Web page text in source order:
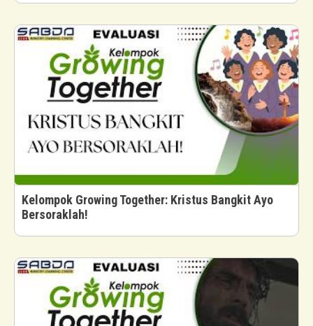
Kelompok Growing Together: Kristus Bangkit Ayo
Bersoraklah!